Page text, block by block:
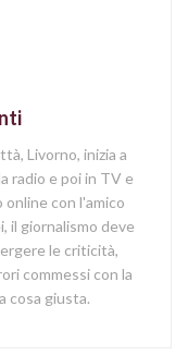
Livorno, inizia a
radio e poi in TV e
online con l'amico
il giornalismo deve
le criticità,
commessi con la
cosa giusta.